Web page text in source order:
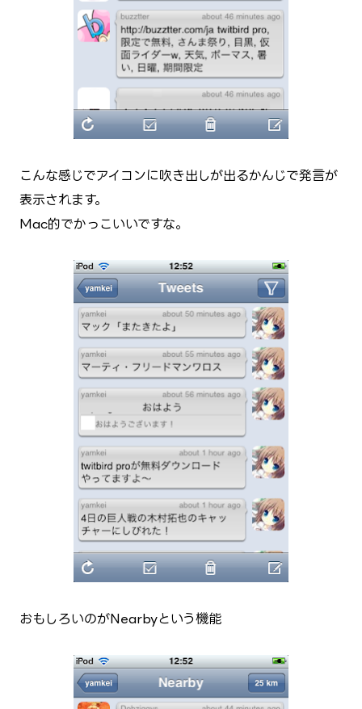
こんな感じでアイコンに吹き出しが出るかんじで発言が
表示されます。
Mac的でかっこいいですな。
おもしろいのがNearbyという機能